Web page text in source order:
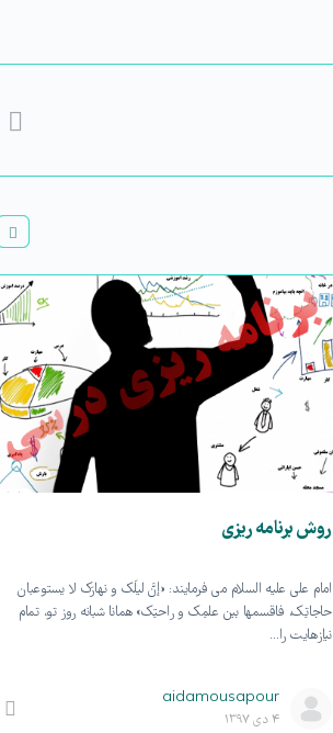
روش برنامه ریزی
امام علی علیه السلام می فرمایند: «إنَّ لیلَک و نهارَک لا یستوعبان
حاجاتِک، فاقسمها بین علمِک و راحتِک» همانا شبانه روز تو، تمام
نیازهایت را…
aidamousapour
۴ دی ۱۳۹۷